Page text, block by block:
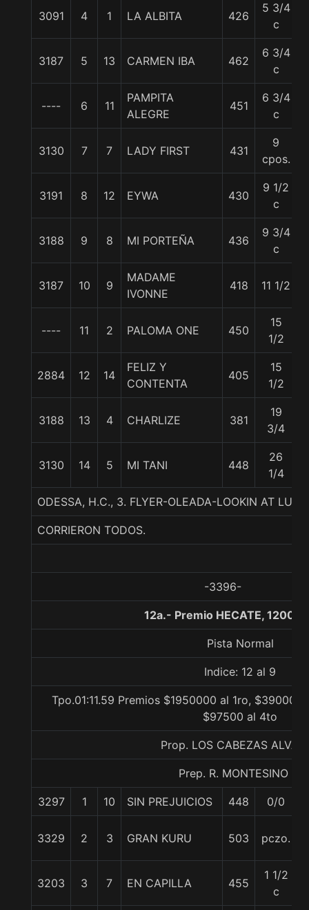
3091 4 1 LA ALBITA 426
5 3/4
c
3187 5 13 CARMEN IBA 462
6 3/4
c
---- 6 11
PAMPITA
ALEGRE
451
6 3/4
c
3130 7 7 LADY FIRST 431
9
cpos.
3191 8 12 EYWA 430
9 1/2
c
3188 9 8 MI PORTEÑA 436
9 3/4
c
3187 10 9
MADAME
IVONNE
418 11 1/2
---- 11 2 PALOMA ONE 450
15
1/2
2884 12 14
FELIZ Y
CONTENTA
405
15
1/2
3188 13 4 CHARLIZE 381
19
3/4
3130 14 5 MI TANI 448
26
1/4
ODESSA, H.C., 3. FLYER-OLEADA-LOOKIN AT
CORRIERON TODOS.
-3396-
12a.- Premio HECATE, 1200
Pista Normal
Indice: 12 al 9
Tpo.01:11.59 Premios $1950000 al 1ro,
$97500 al 4to
Prop. LOS CABEZAS
Prep. R. MONTESINO S.
3297 1 10 SIN PREJUICIOS 448 0/0
3329 2 3 GRAN KURU 503 pczo.
3203 3 7 EN CAPILLA 455
1 1/2
c